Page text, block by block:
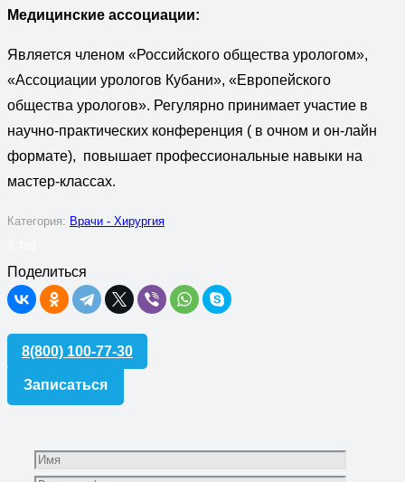
Медицинские ассоциации:
Является членом «Российского общества урологом»,
«Ассоциации урологов Кубани», «Европейского
общества урологов». Регулярно принимает участие в
научно-практических конференция ( в очном и он-лайн
формате), повышает профессиональные навыки на
мастер-классах.
Категория: Врачи - Хирургия
Поделиться
8(800) 100-77-30
Записаться